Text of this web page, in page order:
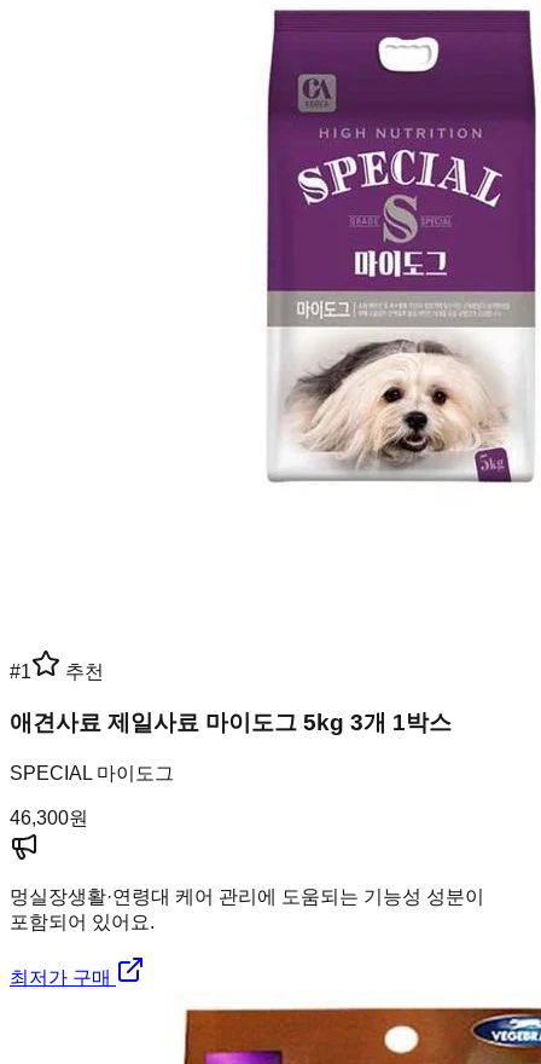
#1 추천
애견사료 제일사료 마이도그 5kg 3개 1박스
SPECIAL 마이도그
46,300원
멍실장생활·연령대 케어 관리에 도움되는 기능성 성분이
포함되어 있어요.
최저가 구매